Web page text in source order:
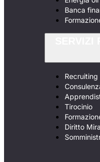
Banca
Recruiting
Tirocinio
Diritto